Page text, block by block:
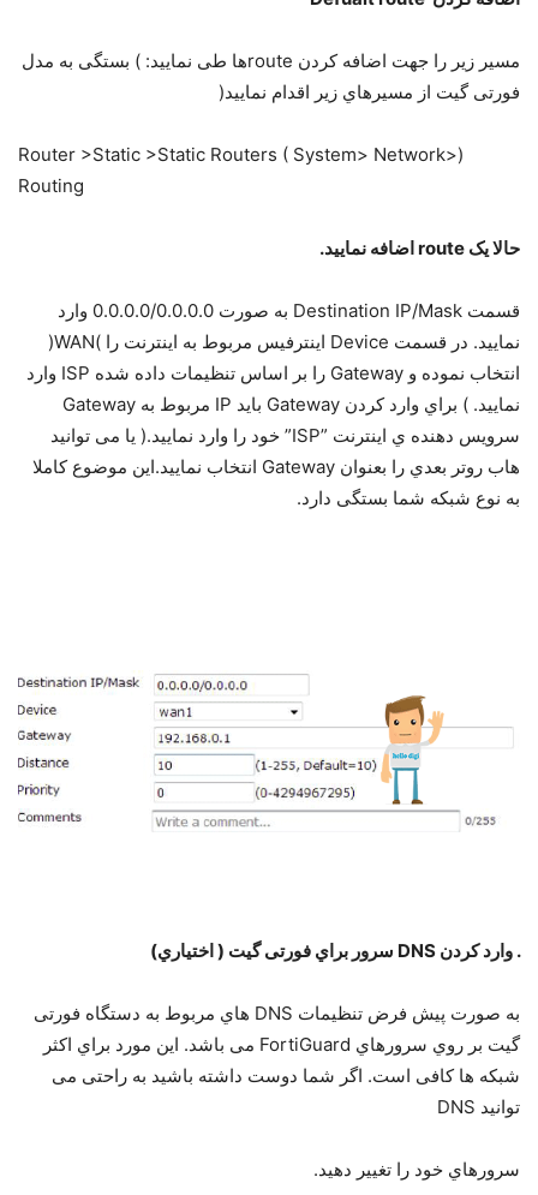
ﻣﺴﯿﺮ زﯾﺮ را ﺟﻬﺖ اﺿﺎﻓﻪ ﮐﺮدن routeﻫﺎ ﻃﯽ ﻧﻤﺎﯾﯿﺪ: ) ﺑﺴﺘﮕﯽ ﺑﻪ ﻣﺪل
ﻓﻮرﺗﯽ ﮔﯿﺖ از ﻣﺴﯿﺮﻫﺎي زﯾﺮ اﻗﺪام ﻧﻤﺎﯾﯿﺪ(
(Router >Static >Static Routers ( System> Network>
Routing
ﺣﺎﻻ ﯾﮏ route اﺿﺎﻓﻪ ﻧﻤﺎﯾﯿﺪ.
ﻗﺴﻤﺖ Destination IP/Mask ﺑﻪ ﺻﻮرت 0.0.0.0/0.0.0.0 وارد
ﻧﻤﺎﯾﯿﺪ. در ﻗﺴﻤﺖ Device اﯾﻨﺘﺮﻓﯿﺲ ﻣﺮﺑﻮط ﺑﻪ اﯾﻨﺘﺮﻧﺖ را )WAN(
اﻧﺘﺨﺎب ﻧﻤﻮده و Gateway را ﺑﺮ اﺳﺎس ﺗﻨﻈﯿﻤﺎت داده ﺷﺪه ISP وارد
ﻧﻤﺎﯾﯿﺪ. ) ﺑﺮاي وارد ﮐﺮدن Gateway ﺑﺎﯾﺪ IP ﻣﺮﺑﻮط ﺑﻪ Gateway
ﺳﺮوﯾﺲ دﻫﻨﺪه ي اﯾﻨﺘﺮﻧﺖ ”ISP” ﺧﻮد را وارد ﻧﻤﺎﯾﯿﺪ.( ﯾﺎ ﻣﯽ ﺗﻮاﻧﯿﺪ
ﻫﺎب روﺗﺮ ﺑﻌﺪي را ﺑﻌﻨﻮان Gateway اﻧﺘﺨﺎب ﻧﻤﺎﯾﯿﺪ.اﯾﻦ ﻣﻮﺿﻮع ﮐﺎﻣﻼ
ﺑﻪ ﻧﻮع ﺷﺒﮑﻪ ﺷﻤﺎ ﺑﺴﺘﮕﯽ دارد.
. وارد ﮐﺮدن DNS ﺳﺮور ﺑﺮاي ﻓﻮرﺗﯽ ﮔﯿﺖ ( اﺧﺘﯿﺎري)
ﺑﻪ ﺻﻮرت ﭘﯿﺶ ﻓﺮض ﺗﻨﻈﯿﻤﺎت DNS ﻫﺎي ﻣﺮﺑﻮط ﺑﻪ دﺳﺘﮕﺎه ﻓﻮرﺗﯽ
ﮔﯿﺖ ﺑﺮ روي ﺳﺮورﻫﺎي FortiGuard ﻣﯽ ﺑﺎﺷﺪ. اﯾﻦ ﻣﻮرد ﺑﺮاي اﮐﺜﺮ
ﺷﺒﮑﻪ ﻫﺎ ﮐﺎﻓﯽ اﺳﺖ. اﮔﺮ ﺷﻤﺎ دوﺳﺖ داﺷﺘﻪ ﺑﺎﺷﯿﺪ ﺑﻪ راﺣﺘﯽ ﻣﯽ
ﺗﻮاﻧﯿﺪ DNS
ﺳﺮورﻫﺎي ﺧﻮد را ﺗﻐﯿﯿﺮ دﻫﯿﺪ.